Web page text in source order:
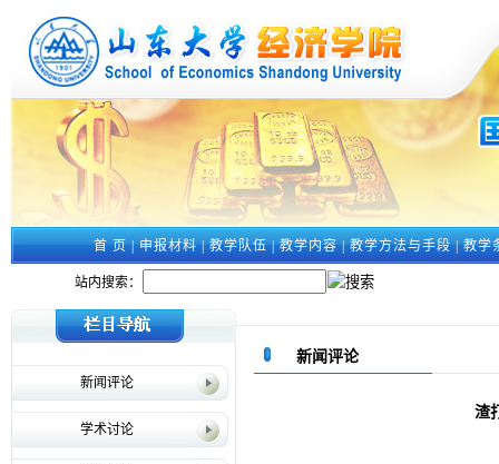
首 页|申报材料|教学队伍|教学内容|教学方法与手段|教学
站内搜索：
新闻评论
学术讨论
新闻评论
渣